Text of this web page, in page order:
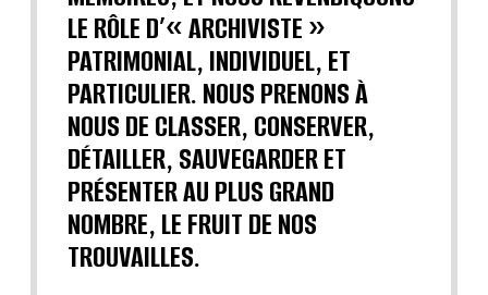
LE RÔLE D’« ARCHIVISTE »
PATRIMONIAL, INDIVIDUEL, ET
PARTICULIER. NOUS PRENONS À
NOUS DE CLASSER, CONSERVER,
DÉTAILLER, SAUVEGARDER ET
PRÉSENTER AU PLUS GRAND
NOMBRE, LE FRUIT DE NOS
TROUVAILLES.